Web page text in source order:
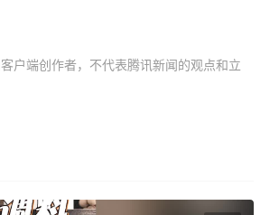
户端创作者，不代表腾讯新闻的观点和立